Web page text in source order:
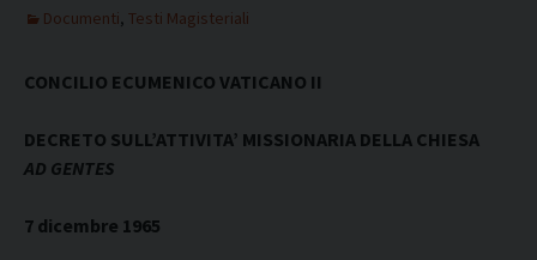
Documenti, Testi Magisteriali
CONCILIO ECUMENICO VATICANO II
DECRETO SULL’ATTIVITA’ MISSIONARIA DELLA CHIESA
AD GENTES
7 dicembre 1965